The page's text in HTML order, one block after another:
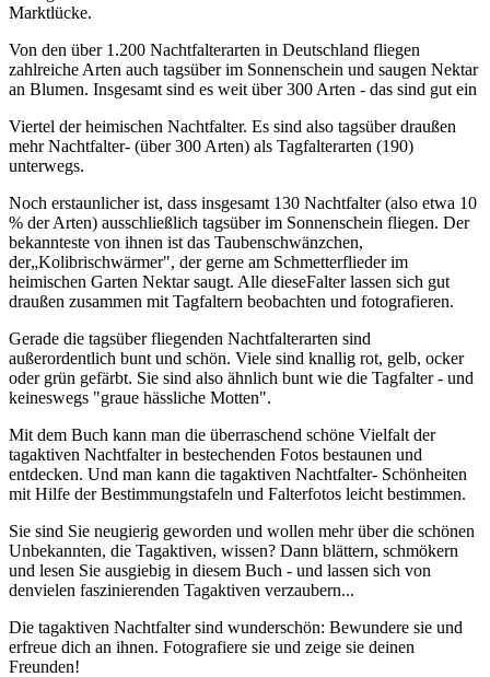
Marktlücke.
Von den über 1.200 Nachtfalterarten in Deutschland fliegen
zahlreiche Arten auch tagsüber im Sonnenschein und saugen Nektar
an Blumen. Insgesamt sind es weit über 300 Arten - das sind gut ein
Viertel der heimischen Nachtfalter. Es sind also tagsüber draußen
mehr Nachtfalter- (über 300 Arten) als Tagfalterarten (190)
unterwegs.
Noch erstaunlicher ist, dass insgesamt 130 Nachtfalter (also etwa 10
% der Arten) ausschließlich tagsüber im Sonnenschein fliegen. Der
bekannteste von ihnen ist das Taubenschwänzchen,
der„Kolibrischwärmer", der gerne am Schmetterflieder im
heimischen Garten Nektar saugt. Alle dieseFalter lassen sich gut
draußen zusammen mit Tagfaltern beobachten und fotografieren.
Gerade die tagsüber fliegenden Nachtfalterarten sind
außerordentlich bunt und schön. Viele sind knallig rot, gelb, ocker
oder grün gefärbt. Sie sind also ähnlich bunt wie die Tagfalter - und
keineswegs "graue hässliche Motten".
Mit dem Buch kann man die überraschend schöne Vielfalt der
tagaktiven Nachtfalter in bestechenden Fotos bestaunen und
entdecken. Und man kann die tagaktiven Nachtfalter- Schönheiten
mit Hilfe der Bestimmungstafeln und Falterfotos leicht bestimmen.
Sie sind Sie neugierig geworden und wollen mehr über die schönen
Unbekannten, die Tagaktiven, wissen? Dann blättern, schmökern
und lesen Sie ausgiebig in diesem Buch - und lassen sich von
denvielen faszinierenden Tagaktiven verzaubern...
Die tagaktiven Nachtfalter sind wunderschön: Bewundere sie und
erfreue dich an ihnen. Fotografiere sie und zeige sie deinen
Freunden!